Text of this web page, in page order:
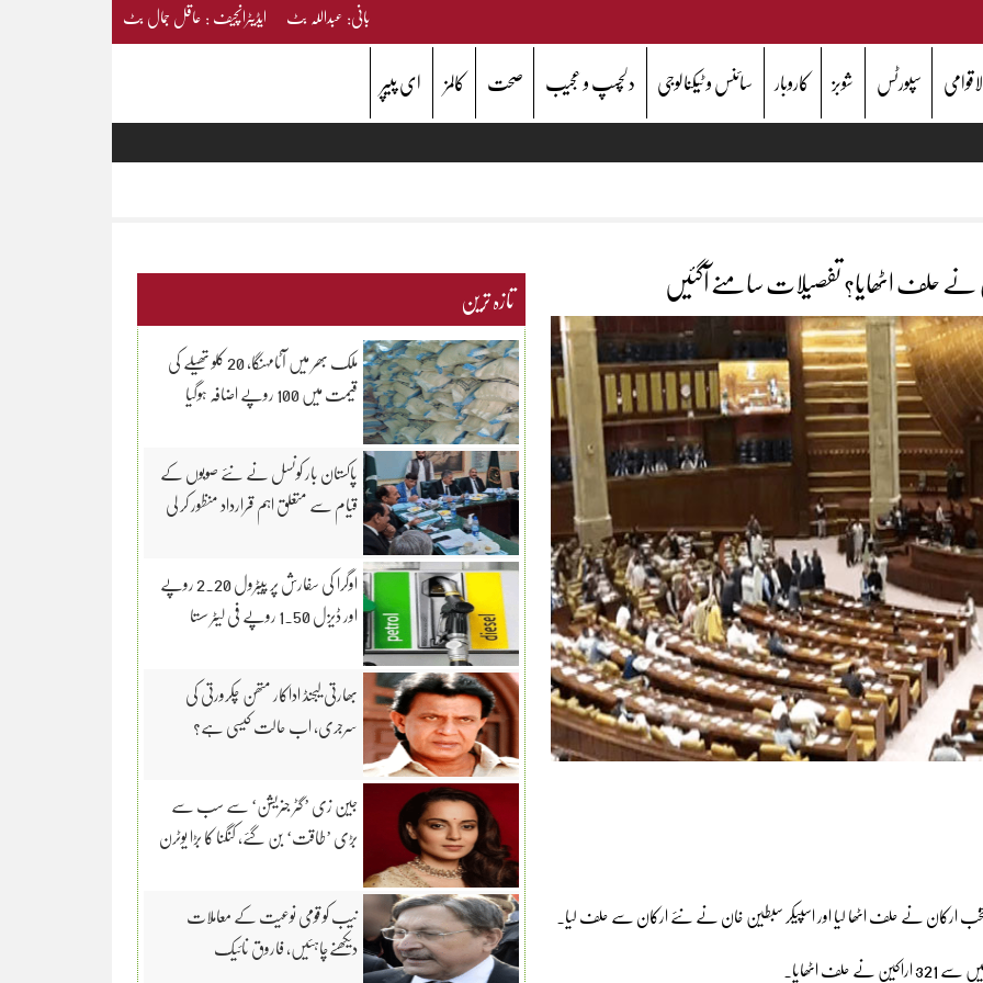
بانی: عبداللہ بٹ ایڈیٹرانچیف : عاقل جمال بٹ
سپورٹس شوبز کاروبار سائنس و ٹیکنالوجی دلچسپ و عجیب صحت کالمز ای پیپر
حلف اٹھایا؟ تفصیلات سامنے آگئیں
ارکان نے حلف اٹھا لیا اور اسپیکر سبطین خان نے نئے ارکان سے حلف لیا۔
تازہ ترین
ملک بھر میں آٹامہنگا، 20 کلو تھیلے کی
قیمت میں 100 روپے اضافہ ہوگیا
پاکستان بار کونسل نے نئے صوبوں کے
قیام سے متعلق اہم قرارداد منظور کر لی
اوگرا کی سفارش پر پیٹرول 2.20 روپے
اور ڈیزل 1.50 روپے فی لیٹر سستا
بھارتی لیجنڈ اداکار متھن چکرورتی کی
سرجری، اب حالت کیسی ہے؟
جین زی ’گٹر جنریشن‘ سے سب سے
بڑی ’طاقت‘ بن گئے، کنگنا کا بڑا یوٹرن
نیب کو قومی نوعیت کے معاملات
دیکھنےچاہئیں، فاروق نائیک